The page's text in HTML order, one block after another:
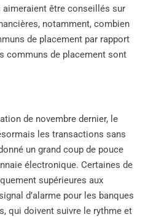
être conseillés sur
notamment, combien
de placement par rapport
communs de placement sont
de novembre dernier, le
les transactions sans
un grand coup de pouce
électronique. Certaines de
supérieures aux
d’alarme pour les banques
qui doivent suivre le rythme et